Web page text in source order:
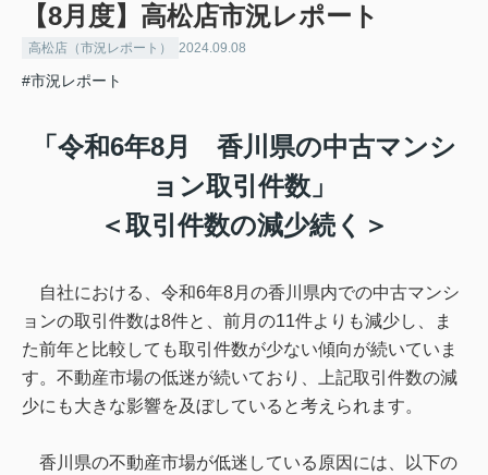
【8月度】高松店市況レポート
高松店（市況レポート） 2024.09.08
#市況レポート
「令和6年8月 香川県の中古マンシ
ョン取引件数」
＜取引件数の減少続く＞
自社における、令和6年8月の香川県内での中古マンシ
ョンの取引件数は8件と、前月の11件よりも減少し、
ま
た前年と比較しても取引件数が少ない傾向が続いていま
す。不動産市場の低迷が続いており、上記取引件数の減
少にも大きな影響を及ぼしていると考えられます。
香川県の不動産市場が低迷している原因には、以下の